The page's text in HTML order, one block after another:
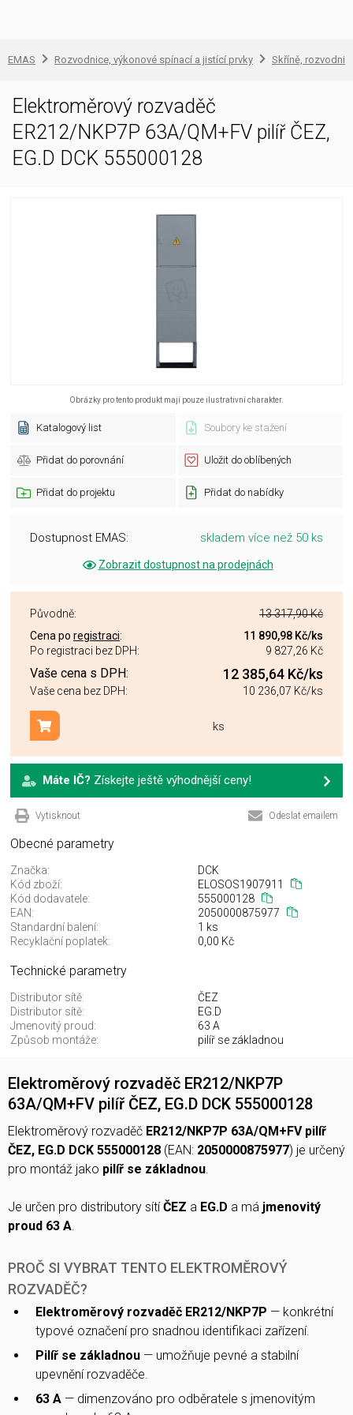
EMAS Rozvodnice, výkonové spínací a jistící prvky Skříně,
Elektroměrový rozvaděč
ER212/NKP7P 63A/QM+FV pilíř ČEZ,
EG.D DCK 555000128
Obrázky pro tento produkt mají pouze ilustrativní charakter.
Katalogový list Soubory ke stažení
Přidat do porovnání Uložit do oblíbených
Přidat do projektu Přidat do nabídky
Dostupnost EMAS: skladem více než 50 ks
Zobrazit dostupnost na prodejnách
Původně:
13 317,90 Kč
Cena po registraci: 11 890,98 Kč/ks
Po registraci bez DPH:
9 827,26 Kč
Vaše cena s DPH: 12 385,64 Kč/ks
Vaše cena bez DPH: 10 236,07 Kč/ks
ks
Přidat do košíku
Máte IČ? Získejte ještě výhodnější ceny!
Vytisknout Odeslat emailem
Obecné parametry
Značka:
DCK
Kód zboží:
ELOSOS1907911
Kód dodavatele:
555000128
EAN:
2050000875977
Standardní balení:
1 ks
Recyklační poplatek:
0,00 Kč
Technické parametry
Distributor sítě:
ČEZ
Distributor sítě:
EG.D
Jmenovitý proud:
63 A
Způsob montáže:
pilíř se základnou
Elektroměrový rozvaděč ER212/NKP7P
63A/QM+FV pilíř ČEZ, EG.D DCK 555000128
Elektroměrový rozvaděč ER212/NKP7P 63A/QM+FV pilíř
ČEZ, EG.D DCK 555000128 (EAN: 2050000875977) je určený
pro montáž jako pilíř se základnou.
Je určen pro distributory sítíČEZ a EG.D a má jmenovitý
proud 63 A.
PROČ SI VYBRAT TENTO ELEKTROMĚROVÝ
ROZVADĚČ?
Elektroměrový rozvaděč ER212/NKP7P — konkrétní
typové označení pro snadnou identifikaci zařízení.
Pilíř se základnou — umožňuje pevné a stabilní
upevnění rozvaděče.
63 A — dimenzováno pro odběratele s jmenovitým